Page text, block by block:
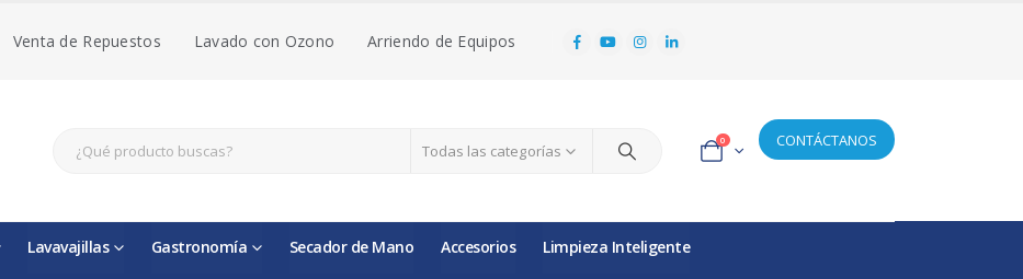
Venta de Repuestos Lavado con Ozono Arriendo de Equipos
Todas las categorías
0 CONTÁCTANOS
Lavavajillas Gastronomía Secador de Mano Accesorios Limpieza Inteligente